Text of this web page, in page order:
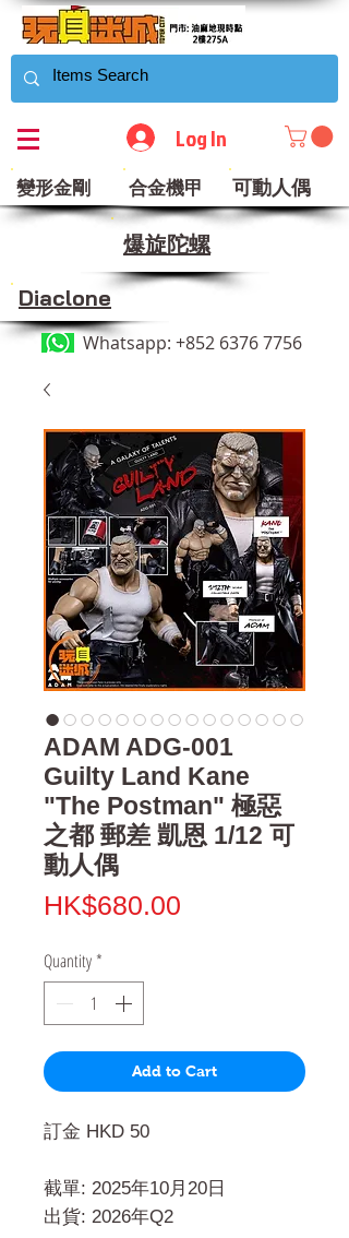
Log In
變形金剛 合金機甲 可動人偶
​爆旋陀螺
Diaclone
Whatsapp: +852 6376 7756
ADAM ADG-001
Guilty Land Kane
"The Postman" 極惡
之都 郵差 凱恩 1/12 可
動人偶
HK$680.00
Quantity *
Add to Cart
訂金 HKD 50
截單: 2025年10月20日
出貨: 2026年Q2